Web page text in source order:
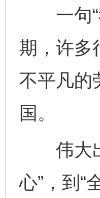
一句“
期，许多
不平凡的
国。
伟大出
心”，到“